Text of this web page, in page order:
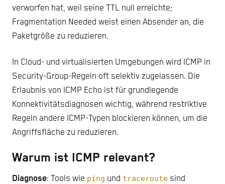
verworfen hat, weil seine TTL null erreichte;
Fragmentation Needed weist einen Absender an, die
Paketgröße zu reduzieren.
In Cloud- und virtualisierten Umgebungen wird ICMP in
Security-Group-Regeln oft selektiv zugelassen. Die
Erlaubnis von ICMP Echo ist für grundlegende
Konnektivitätsdiagnosen wichtig, während restriktive
Regeln andere ICMP-Typen blockieren können, um die
Angriffsfläche zu reduzieren.
Warum ist ICMP relevant?
Diagnose: Tools wie ping und traceroute sind